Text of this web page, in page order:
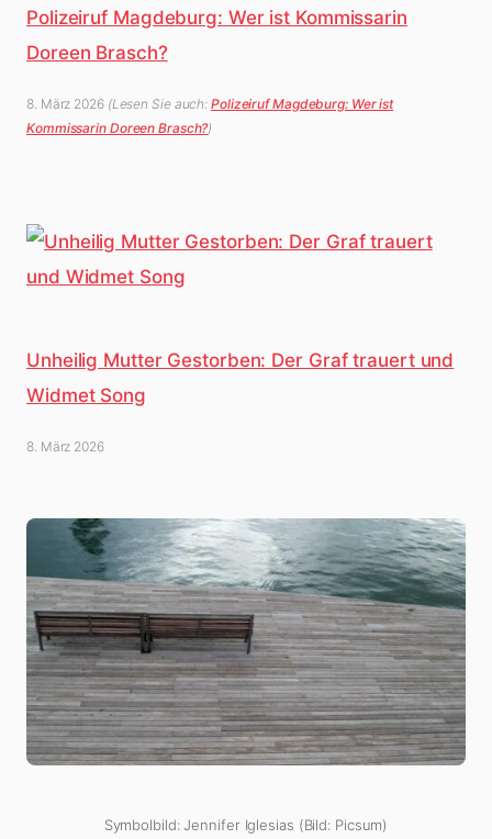
Polizeiruf Magdeburg: Wer ist Kommissarin
Doreen Brasch?
8. März 2026 (Lesen Sie auch:Polizeiruf Magdeburg: Wer ist
Kommissarin Doreen Brasch?)
Unheilig Mutter Gestorben: Der Graf trauert und
Widmet Song
8. März 2026
Symbolbild: Jennifer Iglesias (Bild: Picsum)